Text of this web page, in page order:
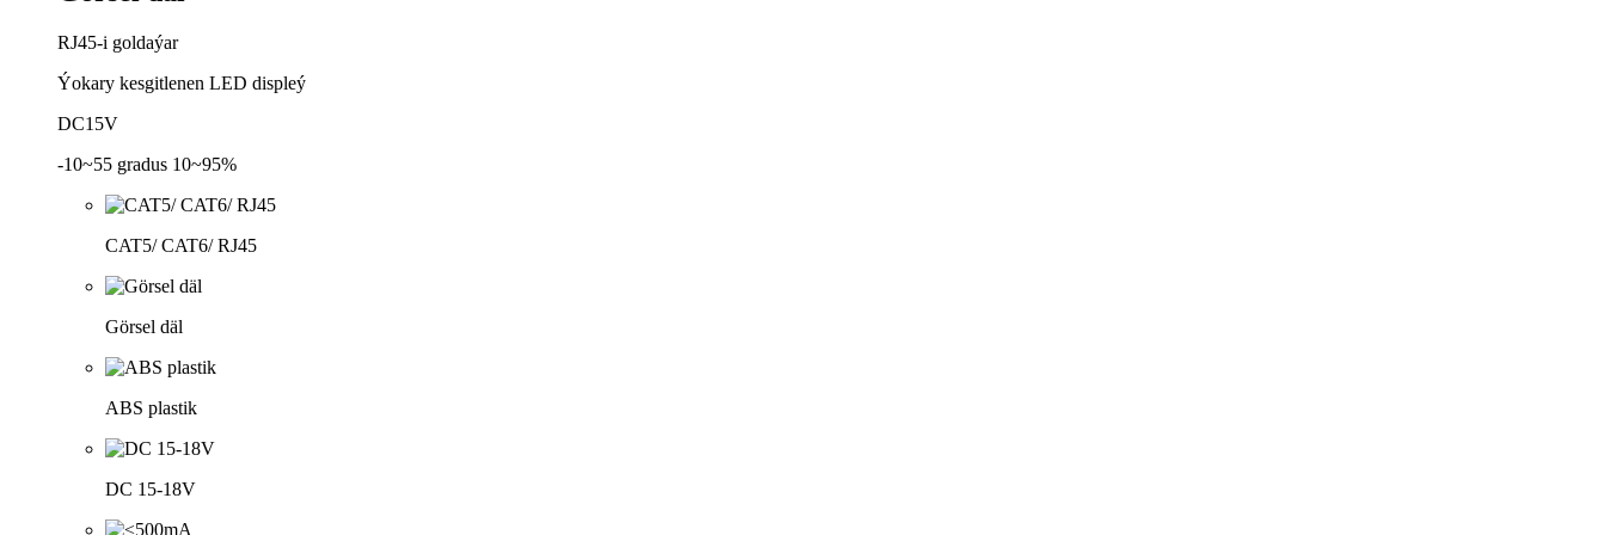
RJ45-i goldaýar
Ýokary kesgitlenen LED displeý
DC15V
-10~55 gradus 10~95%
CAT5/ CAT6/ RJ45
Görsel däl
ABS plastik
DC 15-18V